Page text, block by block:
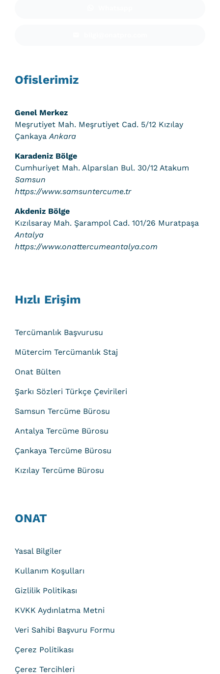
Ofislerimiz
Genel Merkez
Meşrutiyet Mah. Meşrutiyet Cad. 5/12 Kızılay
Çankaya Ankara
Karadeniz Bölge
Cumhuriyet Mah. Alparslan Bul. 30/12 Atakum
Samsun
https://www.samsuntercume.tr
Akdeniz Bölge
Kızılsaray Mah. Şarampol Cad. 101/26 Muratpaşa
Antalya
https://www.onattercumeantalya.com
Hızlı Erişim
Tercümanlık Başvurusu
Mütercim Tercümanlık Staj
Onat Bülten
Şarkı Sözleri Türkçe Çevirileri
Samsun Tercüme Bürosu
Antalya Tercüme Bürosu
Çankaya Tercüme Bürosu
Kızılay Tercüme Bürosu
ONAT
Yasal Bilgiler
Kullanım Koşulları
Gizlilik Politikası
KVKK Aydınlatma Metni
Veri Sahibi Başvuru Formu
Çerez Politikası
Çerez Tercihleri